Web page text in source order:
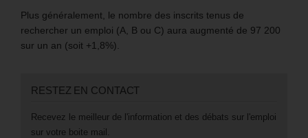
Plus généralement, le nombre des inscrits tenus de
rechercher un emploi (A, B ou C) aura augmenté de 97 200
sur un an (soit +1,8%).
RESTEZ EN CONTACT
Recevez le meilleur de l'information et des débats sur l'emploi
sur votre boite mail.